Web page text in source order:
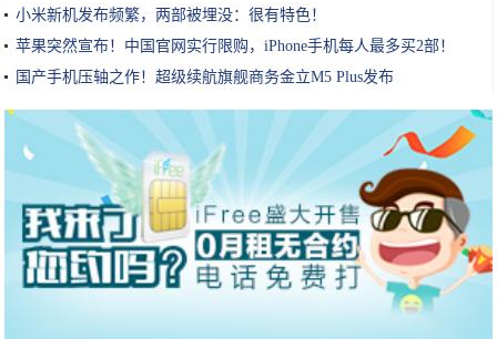
小米新机发布频繁，两部被埋没：很有特色！
苹果突然宣布！中国官网实行限购，iPhone手机每人最多买2部！
国产手机压轴之作！超级续航旗舰商务金立M5 Plus发布